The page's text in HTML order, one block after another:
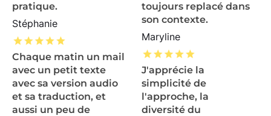
pratique.
Stéphanie
Chaque matin un mail
avec un petit texte
avec sa version audio
et sa traduction, et
aussi un peu de
toujours replacé dans
son contexte.
Maryline
J'apprécie la
simplicité de
l'approche, la
diversité du